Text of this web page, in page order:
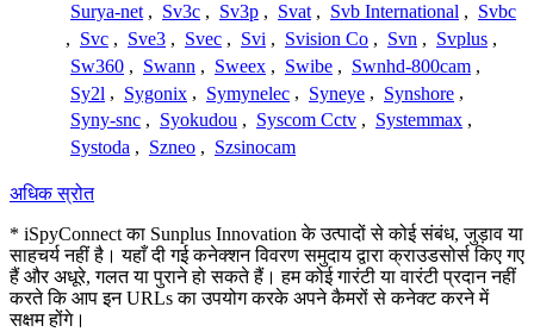
Surya-net , Sv3c , Sv3p , Svat , Svb International , Svbc
, Svc , Sve3 , Svec , Svi , Svision Co , Svn , Svplus ,
Sw360 , Swann , Sweex , Swibe , Swnhd-800cam ,
Sy2l , Sygonix , Symynelec , Syneye , Synshore ,
Syny-snc , Syokudou , Syscom Cctv , Systemmax ,
Systoda , Szneo , Szsinocam
अधिक स्रोत
* iSpyConnect का Sunplus Innovation के उत्पादों से कोई संबंध, जुड़ाव या
साहचर्य नहीं है। यहाँ दी गई कनेक्शन विवरण समुदाय द्वारा क्राउडसोर्स किए गए
हैं और अधूरे, गलत या पुराने हो सकते हैं। हम कोई गारंटी या वारंटी प्रदान नहीं
करते कि आप इन URLs का उपयोग करके अपने कैमरों से कनेक्ट करने में
सक्षम होंगे।